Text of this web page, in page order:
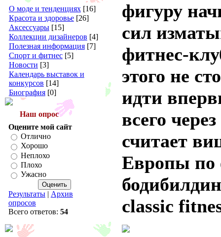
О моде и тенденциях [16]
Красота и здоровье [26]
Аксессуары [15]
Коллекции дизайнеров [4]
Полезная информация [7]
Спорт и фитнес [5]
Новости [3]
Календарь выставок и
конкурсов [14]
Биография [0]
Наш опрос
Оцените мой сайт
Отлично
Хорошо
Неплохо
Плохо
Ужасно
Результаты| Архив
опросов
Всего ответов: 54
фигуру
сил
фитнес-
этого не
идти
всего
считает
Европы по
classic